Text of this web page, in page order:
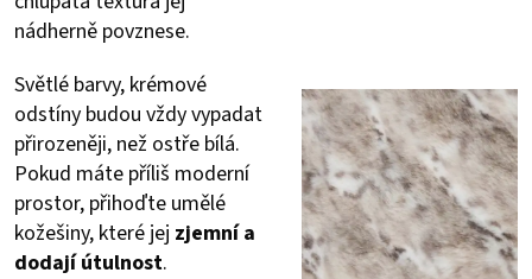
nádherně povznese.
Světlé barvy, krémové
odstíny budou vždy vypadat
přirozeněji, než ostře bílá.
Pokud máte příliš moderní
prostor, přihoďte umělé
kožešiny, které jej zjemní a
dodají útulnost.